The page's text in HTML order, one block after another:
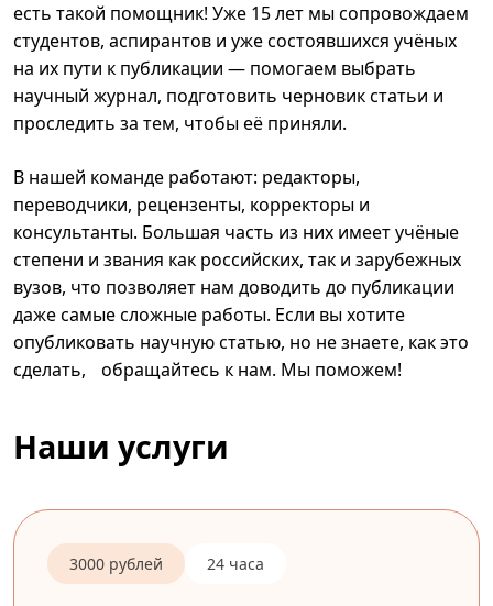
есть такой помощник! Уже 15 лет мы сопровождаем
студентов, аспирантов и уже состоявшихся учёных
на их пути к публикации — помогаем выбрать
научный журнал, подготовить черновик статьи и
проследить за тем, чтобы её приняли.
В нашей команде работают: редакторы,
переводчики, рецензенты, корректоры и
консультанты. Большая часть из них имеет учёные
степени и звания как российских, так и зарубежных
вузов, что позволяет нам доводить до публикации
даже самые сложные работы. Если вы хотите
опубликовать научную статью, но не знаете, как это
сделать, обращайтесь к нам. Мы поможем!
Наши услуги
3000 рублей 24 часа